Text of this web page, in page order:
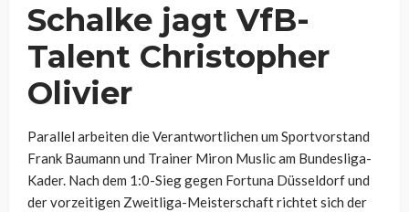
Schalke jagt VfB-
Talent Christopher
Olivier
Parallel arbeiten die Verantwortlichen um Sportvorstand
Frank Baumann und Trainer Miron Muslic am Bundesliga-
Kader. Nach dem 1:0-Sieg gegen Fortuna Düsseldorf und
der vorzeitigen Zweitliga-Meisterschaft richtet sich der